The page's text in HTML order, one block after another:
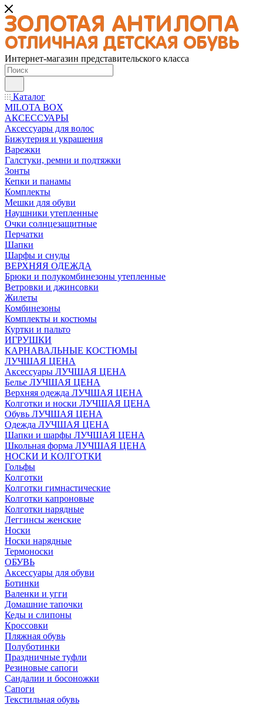
Интернет-магазин представительского класса
Каталог
MILOTA BOX
АКСЕССУАРЫ
Аксессуары для волос
Бижутерия и украшения
Варежки
Галстуки, ремни и подтяжки
Зонты
Кепки и панамы
Комплекты
Мешки для обуви
Наушники утепленные
Очки солнцезащитные
Перчатки
Шапки
Шарфы и снуды
ВЕРХНЯЯ ОДЕЖДА
Брюки и полукомбинезоны утепленные
Ветровки и джинсовки
Жилеты
Комбинезоны
Комплекты и костюмы
Куртки и пальто
ИГРУШКИ
КАРНАВАЛЬНЫЕ КОСТЮМЫ
ЛУЧШАЯ ЦЕНА
Аксессуары ЛУЧШАЯ ЦЕНА
Белье ЛУЧШАЯ ЦЕНА
Верхняя одежда ЛУЧШАЯ ЦЕНА
Колготки и носки ЛУЧШАЯ ЦЕНА
Обувь ЛУЧШАЯ ЦЕНА
Одежда ЛУЧШАЯ ЦЕНА
Шапки и шарфы ЛУЧШАЯ ЦЕНА
Школьная форма ЛУЧШАЯ ЦЕНА
НОСКИ И КОЛГОТКИ
Гольфы
Колготки
Колготки гимнастические
Колготки капроновые
Колготки нарядные
Леггинсы женские
Носки
Носки нарядные
Термоноски
ОБУВЬ
Аксессуары для обуви
Ботинки
Валенки и угги
Домашние тапочки
Кеды и слипоны
Кроссовки
Пляжная обувь
Полуботинки
Праздничные туфли
Резиновые сапоги
Сандалии и босоножки
Сапоги
Текстильная обувь